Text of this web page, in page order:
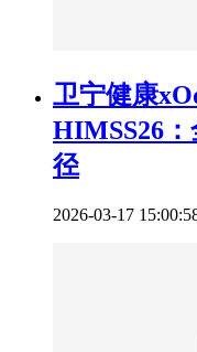
卫宁健康
HIMSS26
径
2026-03-17